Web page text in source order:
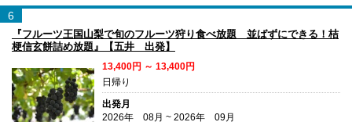
6
『フルーツ王国山梨で旬のフルーツ狩り食べ放題 並ばずにできる！桔
梗信玄餅詰め放題』【五井 出発】
13,400円 ～ 13,400円
日帰り
出発月
2026年 08月 ~ 2026年 09月